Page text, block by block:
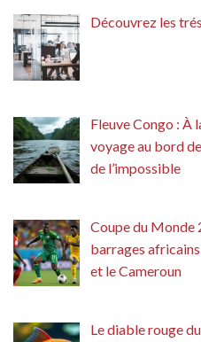
Découvrez les
Fleuve Congo : À
voyage au bord
de l’impossible
Coupe du Monde
barrages
et le Cameroun
Le diable rouge